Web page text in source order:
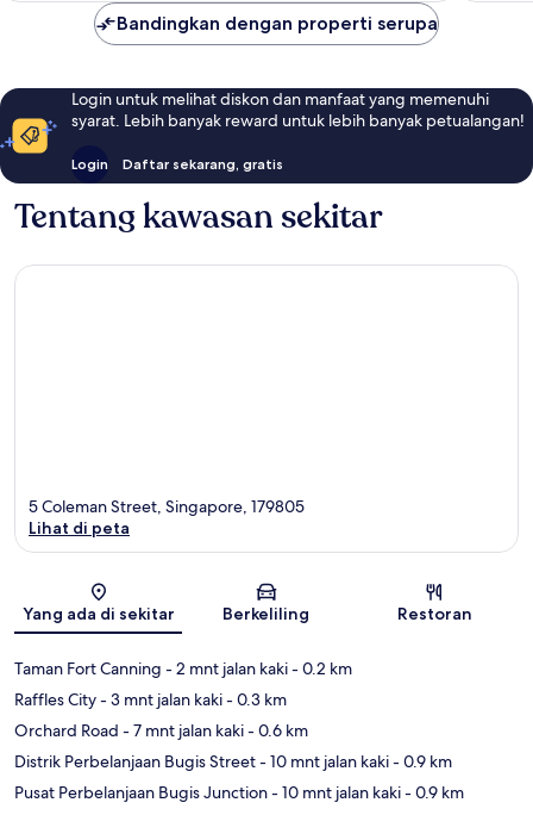
Bandingkan dengan properti serupa
Login untuk melihat diskon dan manfaat yang memenuhi
syarat. Lebih banyak reward untuk lebih banyak petualangan!
Login Daftar sekarang, gratis
Tentang kawasan sekitar
Peta
5 Coleman Street, Singapore, 179805
Lihat di peta
Yang ada di sekitar Berkeliling Restoran
Taman Fort Canning - 2 mnt jalan kaki- 0.2 km
Raffles City- 3 mnt jalan kaki- 0.3 km
Orchard Road - 7 mnt jalan kaki- 0.6 km
Distrik Perbelanjaan Bugis Street- 10 mnt jalan kaki- 0.9 km
Pusat Perbelanjaan Bugis Junction- 10 mnt jalan kaki- 0.9 km